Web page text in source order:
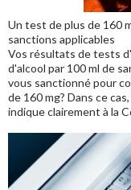
Un test de plus de 160
sanctions applicables
Vos résultats de tests
d'alcool par 100 ml de
vous sanctionné pour
de 160 mg? Dans ce
indique clairement à la